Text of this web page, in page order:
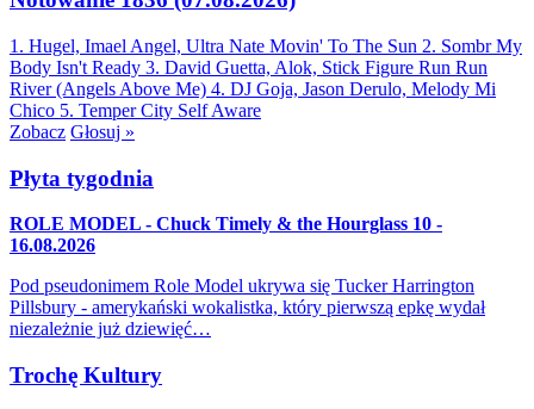
1. Hugel, Imael Angel, Ultra Nate Movin' To The Sun 2. Sombr My
Body Isn't Ready 3. David Guetta, Alok, Stick Figure Run Run
River (Angels Above Me) 4. DJ Goja, Jason Derulo, Melody Mi
Chico 5. Temper City Self Aware
Zobacz Głosuj »
Płyta tygodnia
ROLE MODEL - Chuck Timely & the Hourglass 10 -
16.08.2026
Pod pseudonimem Role Model ukrywa się Tucker Harrington
Pillsbury - amerykański wokalistka, który pierwszą epkę wydał
niezależnie już dziewięć…
Trochę Kultury